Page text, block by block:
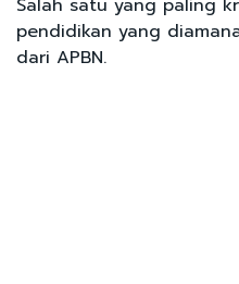
Salah satu yang paling
pendidikan yang
dari APBN.